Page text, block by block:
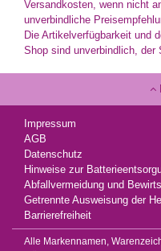
Versandkosten, wenn nicht
unverbindliche
Die Artikelverfügbarkeit und
Shop sind unverbindlich, der
Impressum
AGB
Datenschutz
Hinweise zur
Abfallvermeidung und
Getrennte Ausweisung der
Barrierefreiheit
Alle Markennamen,